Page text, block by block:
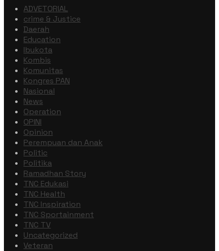
ADVETORIAL
crime & Justice
Daerah
Education
Ibukota
Kombis
Komunitas
Kongres PAN
Nasional
News
Operation
OPINI
Opinion
Perempuan dan Anak
Politic
Politika
Ramadhan Story
TNC Edukasi
TNC Health
TNC Inspiration
TNC Sportainment
TNC TV
Uncategorized
Veteran